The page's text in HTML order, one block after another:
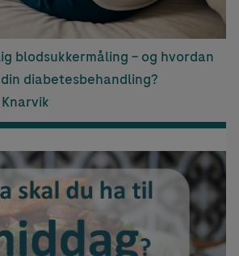
blodsukkermåling – og hvordan
diabetesbehandling?